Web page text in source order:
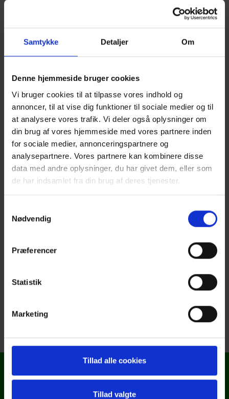
Samtykke Detaljer Om
Denne hjemmeside bruger cookies
Vi bruger cookies til at tilpasse vores indhold og
annoncer, til at vise dig funktioner til sociale medier og til
at analysere vores trafik. Vi deler også oplysninger om
din brug af vores hjemmeside med vores partnere inden
for sociale medier, annonceringspartnere og
analysepartnere. Vores partnere kan kombinere disse
data med andre oplysninger, du har givet dem, eller som
de har indsamlet fra din brug af deres tjenester.
Nødvendig
Præferencer
Statistik
Marketing
Tillad alle cookies
Tillad valgte
HE-VA